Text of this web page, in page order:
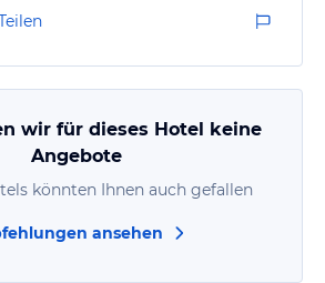
wir für dieses Hotel keine
Angebote
könnten Ihnen auch gefallen
ansehen